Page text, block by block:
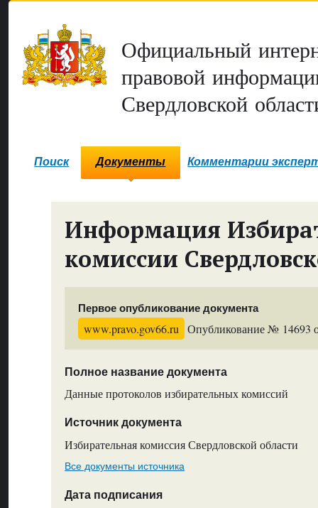
Официальный
правовой
Свердловской
Поиск Документы Комментарии
Информация
комиссии
Первое опубликование документа
www.pravo.gov66.ru Опубликование № 14693
Полное название документа
Данные протоколов избирательных комиссий
Источник документа
Избирательная комиссия Свердловской области
Все документы источника
Дата подписания